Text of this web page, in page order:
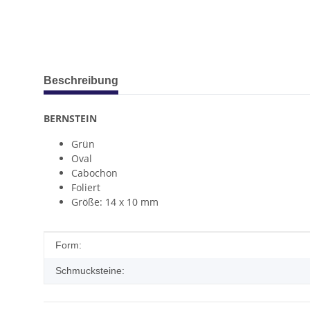
weitere Registerkarten anzeigen
Beschreibung
BERNSTEIN
Grün
Oval
Cabochon
Foliert
Größe: 14 x 10 mm
Produkteigenschaft
Wert
Form:
Schmucksteine: